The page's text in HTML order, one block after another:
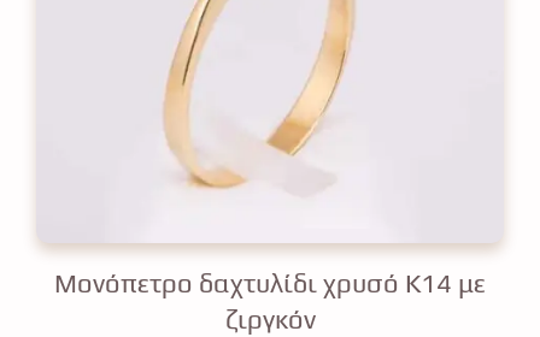
Μονόπετρο δαχτυλίδι χρυσό Κ14 με
ζιργκόν